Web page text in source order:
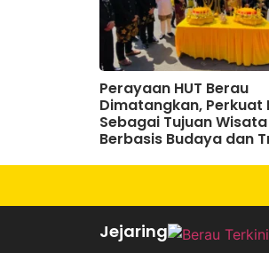
Perayaan HUT Berau
Dimatangkan, Perkuat
Sebagai Tujuan Wisata
Berbasis Budaya dan
Jejaring